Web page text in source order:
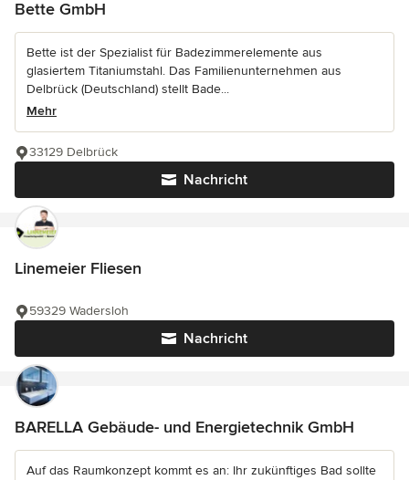
Bette GmbH
Bette ist der Spezialist für Badezimmerelemente aus
glasiertem Titaniumstahl. Das Familienunternehmen aus
Delbrück (Deutschland) stellt Bade...
Mehr
Nachricht
33129 Delbrück
Linemeier Fliesen
Nachricht
59329 Wadersloh
BARELLA Gebäude- und Energietechnik GmbH
Auf das Raumkonzept kommt es an: Ihr zukünftiges Bad sollte